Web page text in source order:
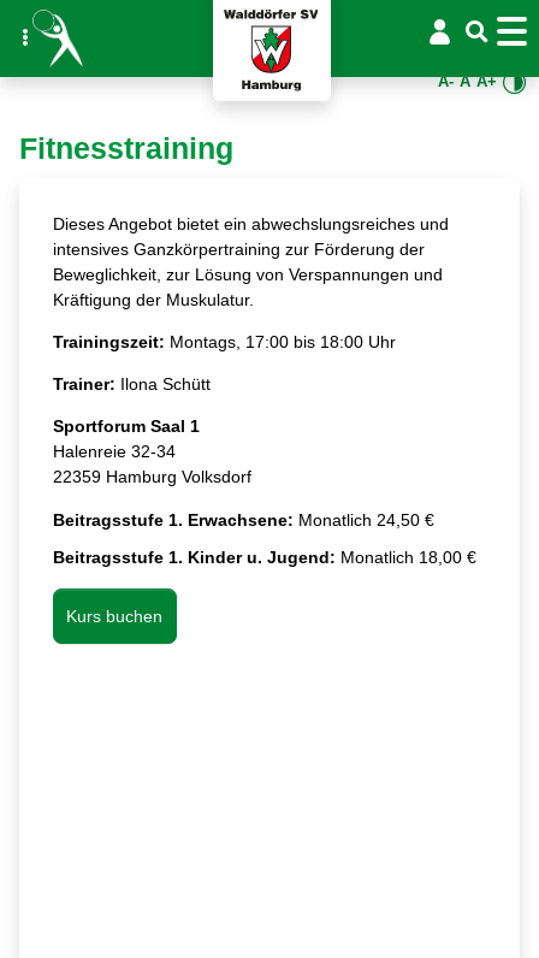
A- A A+
Fitnesstraining
Dieses Angebot bietet ein abwechslungsreiches und
intensives Ganzkörpertraining zur Förderung der
Beweglichkeit, zur Lösung von Verspannungen und
Kräftigung der Muskulatur.
Trainingszeit: Montags, 17:00 bis 18:00 Uhr
Trainer: Ilona Schütt
Sportforum Saal 1
Halenreie 32-34
22359 Hamburg Volksdorf
Beitragsstufe 1. Erwachsene: Monatlich 24,50 €
Beitragsstufe 1. Kinder u. Jugend: Monatlich 18,00 €
Kurs buchen